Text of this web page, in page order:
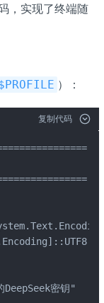
，实现了终端随
）：
复制代码
密钥"